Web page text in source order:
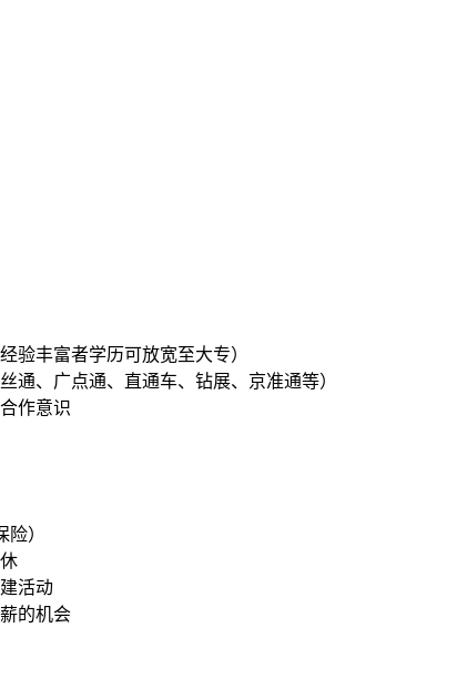
验丰富者学历可放宽至大专）
通、广点通、直通车、钻展、京准通等）
作意识
）
活动
的机会